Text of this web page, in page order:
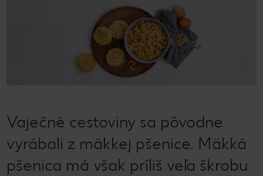
Vaječné cestoviny sa pôvodne
vyrábali z mäkkej pšenice. Mäkká
pšenica má však príliš veľa škrobu